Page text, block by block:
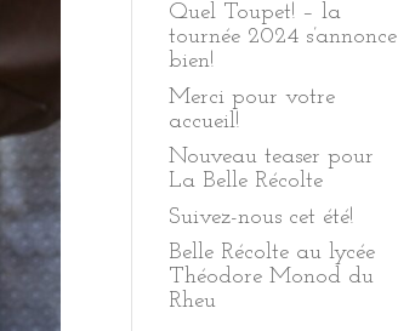
Quel Toupet! – la
tournée 2024 s’annonce
bien!
Merci pour votre
accueil!
Nouveau teaser pour
La Belle Récolte
Suivez-nous cet été!
Belle Récolte au lycée
Théodore Monod du
Rheu